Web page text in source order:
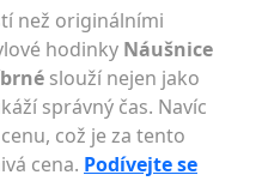
než originálními
hodinky Náušnice
slouží nejen jako
správný čas. Navíc
což je za tento
cena. Podívejte se